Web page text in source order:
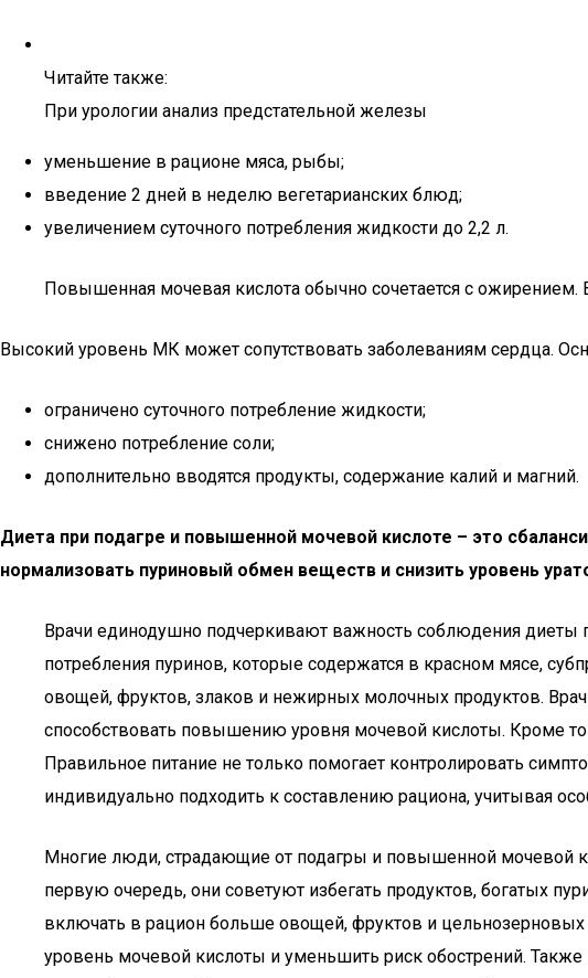
Читайте также:
При урологии анализ предстательной железы
уменьшение в рационе мяса, рыбы;
введение 2 дней в неделю вегетарианских блюд;
увеличением суточного потребления жидкости до 2,2 л.
Повышенная мочевая кислота обычно сочетается с ожирением.
Высокий уровень МК может сопутствовать заболеваниям сердца.
ограничено суточного потребление жидкости;
снижено потребление соли;
дополнительно вводятся продукты, содержание калий и магний.
Диета при подагре и повышенной мочевой кислоте – это
нормализовать пуриновый обмен веществ и снизить уровень
Врачи единодушно подчеркивают важность соблюдения
потребления пуринов, которые содержатся в красном мясе,
овощей, фруктов, злаков и нежирных молочных продуктов.
способствовать повышению уровня мочевой кислоты. Кроме
Правильное питание не только помогает контролировать
индивидуально подходить к составлению рациона, учитывая
Многие люди, страдающие от подагры и повышенной мочевой
первую очередь, они советуют избегать продуктов, богатых
включать в рацион больше овощей, фруктов и цельнозерновых
уровень мочевой кислоты и уменьшить риск обострений.